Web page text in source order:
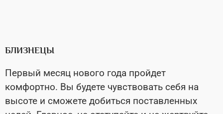
БЛИЗНЕЦЫ
Первый месяц нового года пройдет
комфортно. Вы будете чувствовать себя на
высоте и сможете добиться поставленных